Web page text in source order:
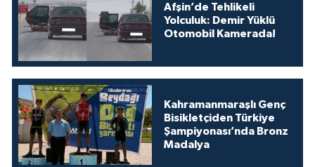
Afşin’de Tehlikeli
Yolculuk: Demir Yüklü
Otomobil Kamerada!
Kahramanmaraşlı Genç
Bisikletçiden Türkiye
Şampiyonası’nda Bronz
Madalya